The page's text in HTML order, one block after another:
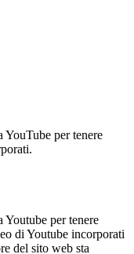
YouTube per tenere
Youtube per tenere
di Youtube incorporati
del sito web sta